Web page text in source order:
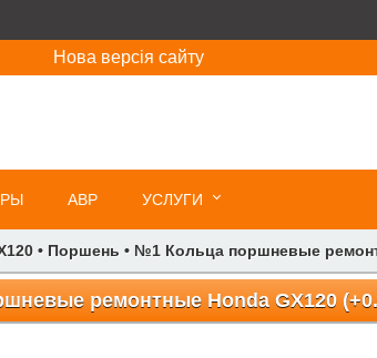
Нова версія сайту
АВР УСЛУГИ
• Поршень • №1 Кольца поршневые
ремонтные Honda GX120